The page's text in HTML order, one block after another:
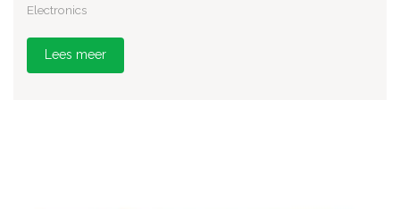
Electronics
Lees meer